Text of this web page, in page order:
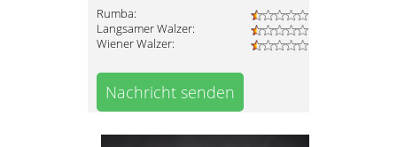
Rumba:
Langsamer Walzer:
Wiener Walzer:
Nachricht senden